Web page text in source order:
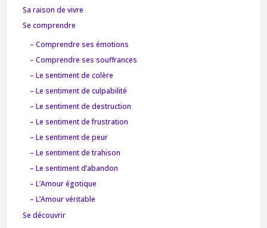
Sa raison de vivre
Se comprendre
– Comprendre ses émotions
– Comprendre ses souffrances
– Le sentiment de colère
– Le sentiment de culpabilité
– Le sentiment de destruction
– Le sentiment de frustration
– Le sentiment de peur
– Le sentiment de trahison
– Le sentiment d’abandon
– L’Amour égotique
– L’Amour véritable
Se découvrir